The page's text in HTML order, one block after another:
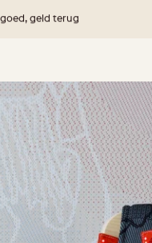
boven 76 €